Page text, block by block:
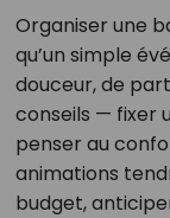
Organiser une
qu’un simple
douceur, de
conseils — fixer
penser au
animations
budget,